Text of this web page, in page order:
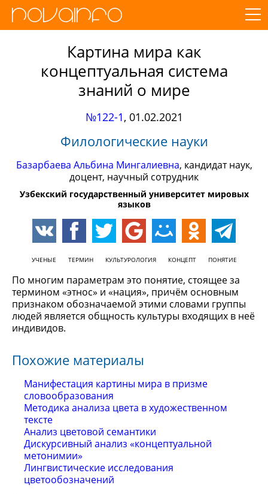
Картина мира как
концептуальная система
знаний о мире
№122-1, 01.02.2021
Филологические науки
Базарбаева Альбина Мингалиевна, кандидат наук,
доцент, научный сотрудник
Узбекский государственный университет мировых
языков
УЧЕНЫЕ ТЕРМИН КУЛЬТУРОЛОГИЯ КОНЦЕПТ ПОНЯТИЕ
По многим параметрам это понятие, стоящее за
термином «этнос» и «нация», причём основным
признаком обозначаемой этими словами группы
людей является общность культуры входящих в неё
индивидов.
Похожие материалы
Манифестация картины мира в призме
словообразования
Методикa анализа цвета в художественном
тексте
Анализ цветовой семантики
Дискурсивный анализ «концептуальной
метонимии»
Лингвистические исследования
цветообозначений